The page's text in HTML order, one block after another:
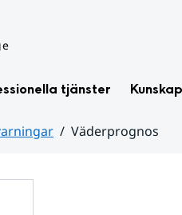
tjänster
Väderprognos
för